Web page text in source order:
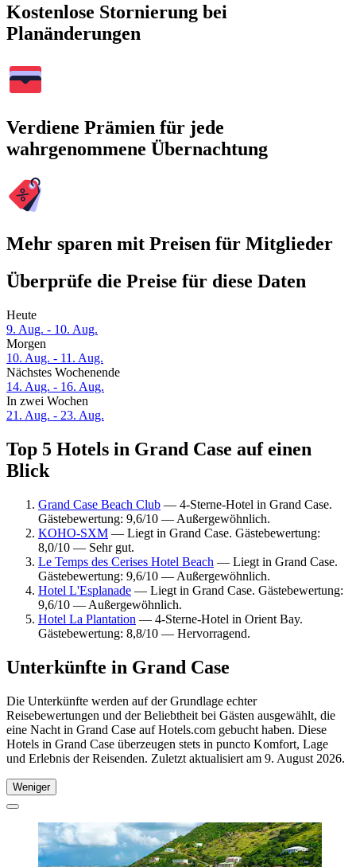
Kostenlose Stornierung bei
Planänderungen
Verdiene Prämien für jede
wahrgenommene Übernachtung
Mehr sparen mit Preisen für Mitglieder
Überprüfe die Preise für diese Daten
Heute
9. Aug. - 10. Aug.
Morgen
10. Aug. - 11. Aug.
Nächstes Wochenende
14. Aug. - 16. Aug.
In zwei Wochen
21. Aug. - 23. Aug.
Top 5 Hotels in Grand Case auf einen
Blick
Grand Case Beach Club — 4-Sterne-Hotel in Grand Case.
Gästebewertung: 9,6/10 — Außergewöhnlich.
KOHO-SXM — Liegt in Grand Case. Gästebewertung:
8,0/10 — Sehr gut.
Le Temps des Cerises Hotel Beach — Liegt in Grand Case.
Gästebewertung: 9,6/10 — Außergewöhnlich.
Hotel L'Esplanade — Liegt in Grand Case. Gästebewertung:
9,6/10 — Außergewöhnlich.
Hotel La Plantation — 4-Sterne-Hotel in Orient Bay.
Gästebewertung: 8,8/10 — Hervorragend.
Unterkünfte in Grand Case
Die Unterkünfte werden auf der Grundlage echter
Reisebewertungen und der Beliebtheit bei Gästen ausgewählt, die
eine Nacht in Grand Case auf Hotels.com gebucht haben. Diese
Hotels in Grand Case überzeugen stets in puncto Komfort, Lage
und Erlebnis der Reisenden. Zuletzt aktualisiert am 9. August 2026.
Weniger